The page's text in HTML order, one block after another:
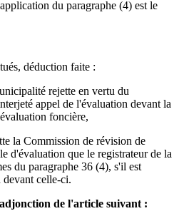
du paragraphe (4) est le
déduction faite :
rejette en vertu du
appel de l'évaluation devant la
foncière,
la Commission de révision de
d'évaluation que le registrateur de la
du paragraphe 36 (4), s'il est
celle-ci.
de l'article suivant :